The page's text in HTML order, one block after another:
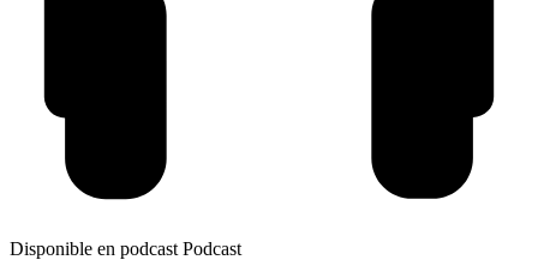
Disponible en podcast Podcast